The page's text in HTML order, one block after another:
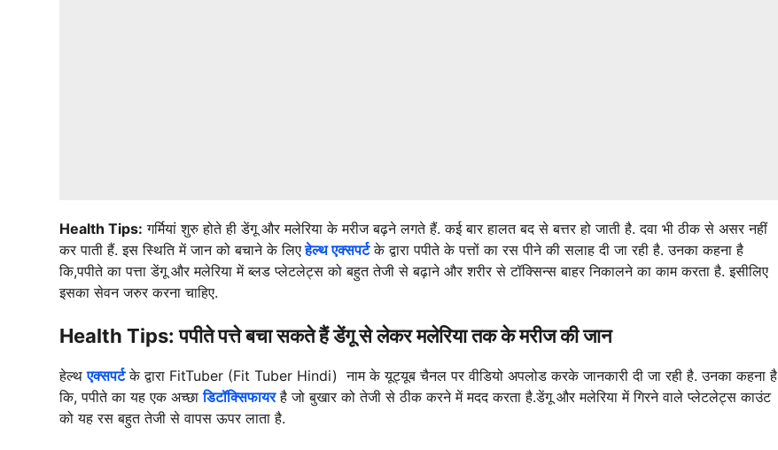
Health Tips: गर्मियां शुरु होते ही डेंगू और मलेरिया के मरीज बढ़ने लगते हैं. कई बार हालत बद से बत्तर हो जाती है. दवा भी ठीक से असर नहीं
कर पाती हैं. इस स्थिति में जान को बचाने के लिएहेल्थ एक्सपर्ट के द्वारा पपीते के पत्तों का रस पीने की सलाह दी जा रही है. उनका कहना है
कि,पपीते का पत्ता डेंगू और मलेरिया में ब्लड प्लेटलेट्स को बहुत तेजी से बढ़ाने और शरीर से टॉक्सिन्स बाहर निकालने का काम करता है. इसीलिए
इसका सेवन जरुर करना चाहिए.
Health Tips: पपीते पत्ते बचा सकते हैं डेंगू से लेकर मलेरिया तक के मरीज की जान
हेल्थएक्सपर्टके द्वारा FitTuber (Fit Tuber Hindi) नाम के यूट्यूब चैनल पर वीडियो अपलोड करके जानकारी दी जा रही है. उनका कहना है
कि, पपीते का यह एक अच्छाडिटॉक्सिफायरहै जो बुखार को तेजी से ठीक करने में मदद करता है.डेंगू और मलेरिया में गिरने वाले प्लेटलेट्स काउंट
को यह रस बहुत तेजी से वापस ऊपर लाता है.